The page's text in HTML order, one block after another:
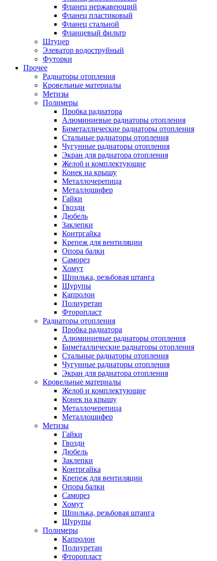
Фланец нержавеющий
Фланец пластиковый
Фланец стальной
Фланцевый фильтр
Штуцер
Элеватор водоструйный
Футорки
Прочее
Радиаторы отопления
Кровельные материалы
Метизы
Полимеры
Пробка радиатора
Алюминиевые радиаторы отопления
Биметаллические радиаторы отопления
Стальные радиаторы отопления
Чугунные радиаторы отопления
Экран для радиатора отопления
Желоб и комплектующие
Конек на крышу
Металлочерепица
Металлошифер
Гайки
Гвозди
Дюбель
Заклепки
Контргайка
Крепеж для вентиляции
Опора балки
Саморез
Хомут
Шпилька, резьбовая штанга
Шурупы
Капролон
Полиуретан
Фторопласт
Радиаторы отопления
Пробка радиатора
Алюминиевые радиаторы отопления
Биметаллические радиаторы отопления
Стальные радиаторы отопления
Чугунные радиаторы отопления
Экран для радиатора отопления
Кровельные материалы
Желоб и комплектующие
Конек на крышу
Металлочерепица
Металлошифер
Метизы
Гайки
Гвозди
Дюбель
Заклепки
Контргайка
Крепеж для вентиляции
Опора балки
Саморез
Хомут
Шпилька, резьбовая штанга
Шурупы
Полимеры
Капролон
Полиуретан
Фторопласт